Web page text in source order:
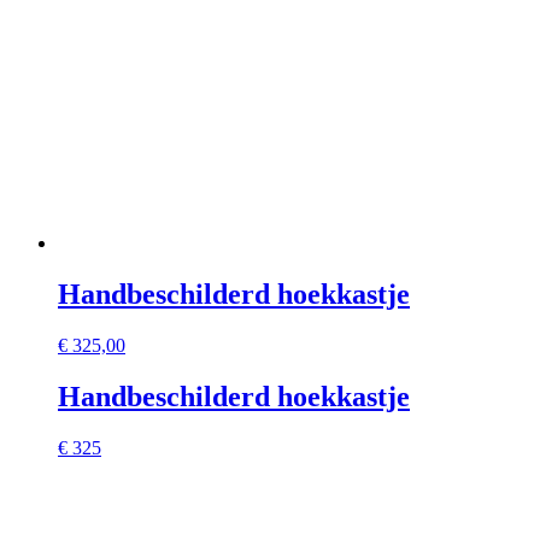
Handbeschilderd hoekkastje
€ 325,00
Handbeschilderd hoekkastje
€ 325